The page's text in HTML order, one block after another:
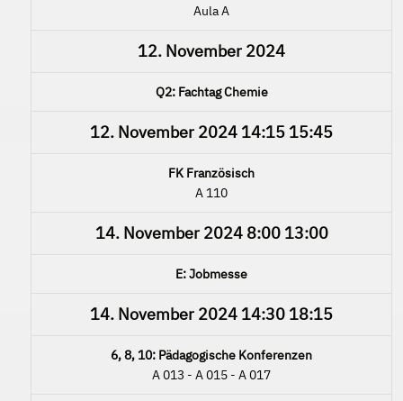
Aula A
12. November 2024
Q2: Fachtag Chemie
12. November 2024 14:15 15:45
FK Französisch
A 110
14. November 20248:00 13:00
E: Jobmesse
14. November 2024 14:30 18:15
6, 8, 10: Pädagogische Konferenzen
A 013 - A 015 - A 017